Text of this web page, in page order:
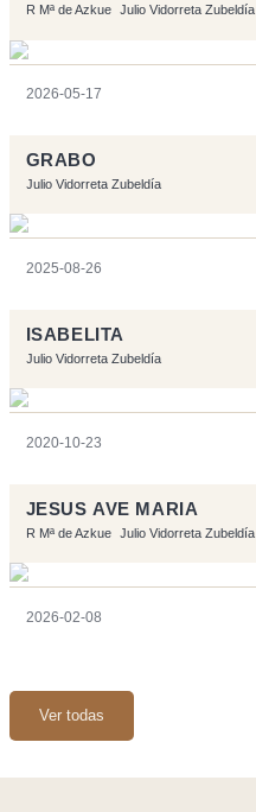
R Mª de Azkue Julio Vidorreta Zubeldía
2026-05-17
GRABO
Julio Vidorreta Zubeldía
2025-08-26
ISABELITA
Julio Vidorreta Zubeldía
2020-10-23
JESUS AVE MARIA
R Mª de Azkue Julio Vidorreta Zubeldía
2026-02-08
Ver todas